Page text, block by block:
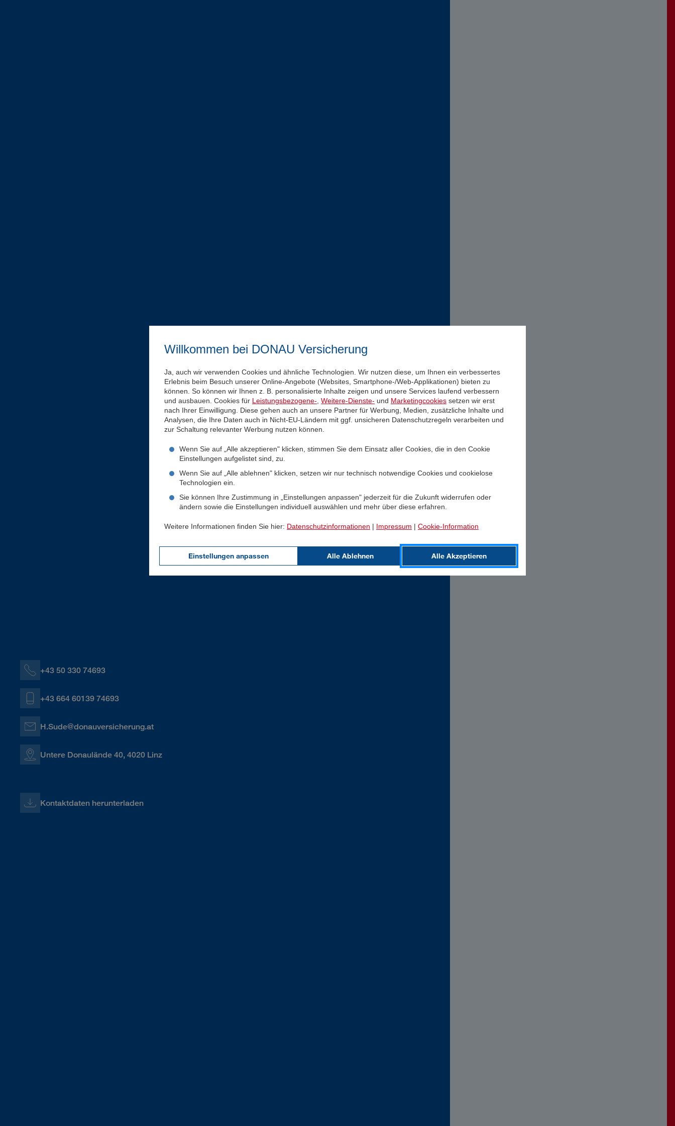
Willkommen bei DONAU Versicherung
Ja, auch wir verwenden Cookies und ähnliche Technologien. Wir nutzen diese, um Ihnen ein verbessertes
Erlebnis beim Besuch unserer Online-Angebote (Websites, Smartphone-/Web-Applikationen) bieten zu
können. So können wir Ihnen z. B. personalisierte Inhalte zeigen und unsere Services laufend verbessern
und ausbauen. Cookies für Leistungsbezogene- Weitere-Dienste- und Marketingcookies setzen wir erst
nach Ihrer Einwilligung. Diese gehen auch an unsere Partner für Werbung, Medien, zusätzliche Inhalte und
Analysen, die Ihre Daten auch in Nicht-EU-Ländern mit ggf. unsicheren Datenschutzregeln verarbeiten und
zur Schaltung relevanter Werbung nutzen können.
Wenn Sie auf „Alle akzeptieren" klicken, stimmen Sie dem Einsatz aller Cookies, die in den Cookie
Einstellungen aufgelistet sind, zu.
Wenn Sie auf „Alle ablehnen" klicken, setzen wir nur technisch notwendige Cookies und cookielose
Technologien ein.
Sie können Ihre Zustimmung in „Einstellungen anpassen" jederzeit für die Zukunft widerrufen oder
ändern sowie die Einstellungen individuell auswählen und mehr über diese erfahren.
Weitere Informationen finden Sie hier: Datenschutzinformationen | Impressum | Cookie-Information
Einstellungen anpassen Alle Ablehnen Alle Akzeptieren
+43 50 330 74693
+43 664 60139 74693
H.Sude@donauversicherung.at
Untere Donaulände 40, 4020 Linz
Kontaktdaten herunterladen